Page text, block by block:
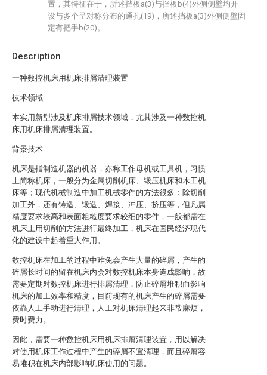
Description
一种数控机床用机床排屑清理装置
技术领域
本实用新型涉及机床排屑技术领域，尤其涉及一种数控机
床用机床排屑清理装置。
背景技术
机床是指制造机器的机器，亦称工作母机或工具机，习惯
上简称机床，一般分为金属切削机床、锻压机床和木工机
床等；现代机械制造中加工机械零件的方法很多：除切削
加工外，还有铸造、锻造、焊接、冲压、挤压等，但凡属
精度要求较高和表面粗糙度要求较细的零件，一般都需在
机床上用切削的方法进行最终加工，机床在国民经济现代
化的建设中起着重大作用。
数控机床在加工的过程中难免会产生大量的碎屑，产生的
碎屑长时间的留在机床内会对数控机床本身造成影响，故
需要定期对数控机床进行排屑清理，防止碎屑堆积而影响
机床的加工效率和精度，目前现有的机床产生的碎屑需要
依靠人工手动进行清理，人工对机床清理起来非常麻烦，
费时费力。
因此，需要一种数控机床用机床排屑清理装置，用以解决
对使用机床工作过程中产生的碎屑不宜清理，而且碎屑容
易堆积在机床内部影响机床使用的问题。
置，其特征在于，所述挡板a(3)与挡板b(4)外侧侧壁均开
设与多个呈对称分布的通孔(19)，所述挡板a(3)外侧侧壁固
定有把手b(20)。